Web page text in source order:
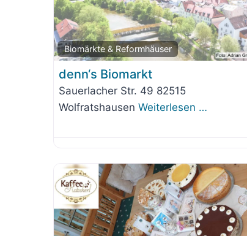
Biomärkte & Reformhäuser
denn‘s Biomarkt
Sauerlacher Str. 49 82515
Wolfratshausen Weiterlesen …